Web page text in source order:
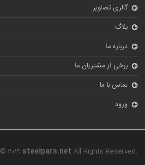
گالری تصاویر
بلاگ
درباره ما
برخی از مشتریان ما
تماس با ما
ورود
© 2019 steelpars.net All Rights Reserved.